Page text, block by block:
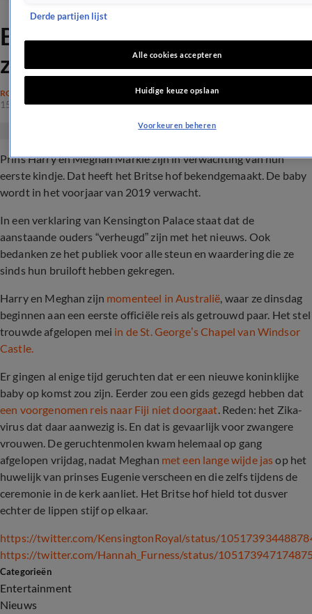
BEVESTIGD: Meghan Markle
zwanger!
ROYALTY
15 okt 2018, 09:48
Prins Harry en Meghan Markle zijn in verwachting van hun
eerste kindje. Dat heeft het Britse hof bekendgemaakt. De baby
wordt in het voorjaar van 2019 verwacht.
In een verklaring van Kensington Palace staat dat de
aanstaande ouders “verheugd” zijn met het nieuws. Ook
bedanken ze het publiek voor alle steun en waardering die ze
sinds hun bruiloft hebben gekregen.
Harry en Meghan zijn momenteel in Australië, waar ze dinsdag
beginnen aan een eerste officiële reis als getrouwd paar. Het stel
trouwde afgelopen mei in de St. George’s Chapel van Windsor
Castle.
Er gingen al enige tijd geruchten dat er een nieuwe koninklijke
baby op komst zou zijn. Eerder zou een gids gezegd hebben dat
een voorgenomen reis naar Fiji niet doorgaat. Reden: het Zika-
virus dat daar aanwezig is. En dat is gevaarlijk voor zwangere
vrouwen. De geruchtenmolen kwam helemaal op gang
afgelopen vrijdag, nadat Meghan met een lange wijde jasop het
huwelijk van prinses Eugenie verscheen en die zelfs tijdens de
ceremonie in de kerk aanliet. Het Britse hof hield tot dusver
echter de lippen stijf op elkaar.
https://twitter.com/KensingtonRoyal/status/
https://twitter.com/Hannah_Furness/status/
Categorieën
Entertainment
Nieuws
Derde partijen lijst
Alle cookies accepteren
Huidige keuze opslaan
Voorkeuren beheren